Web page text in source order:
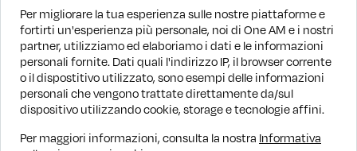
Benzina Manuale 23.701 KM 2024
Audi A1
25 TFSI
€ 21.790
Per migliorare la tua esperienza sulle nostre piattaforme e
fortirti un'esperienza più personale, noi di One AM e i nostri
partner, utilizziamo ed elaboriamo i dati e le informazioni
personali fornite. Dati quali l'indirizzo IP, il browser corrente
o il dispostitivo utilizzato, sono esempi delle informazioni
personali che vengono trattate direttamente da/sul
dispositivo utilizzando cookie, storage e tecnologie affini.
Per maggiori informazioni, consulta la nostra Informativa